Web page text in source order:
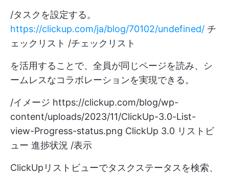
/タスクを設定する。
https://clickup.com/ja/blog/70102/undefined/ チ
ェックリスト /チェックリスト
を活用することで、全員が同じページを読み、シ
ームレスなコラボレーションを実現できる。
/イメージ https://clickup.com/blog/wp-
content/uploads/2023/11/ClickUp-3.0-List-
view-Progress-status.png ClickUp 3.0 リストビ
ュー 進捗状況 /表示
ClickUpリストビューでタスクステータスを検索、